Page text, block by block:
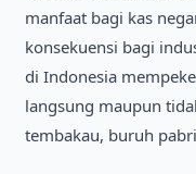
manfaat bagi kas
konsekuensi bagi
di Indonesia
langsung maupun
tembakau, buruh